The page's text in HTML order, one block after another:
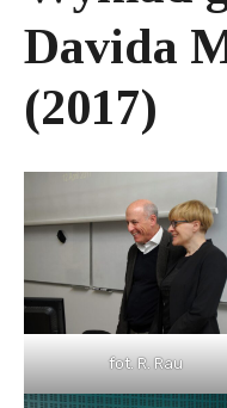
Davida
(2017)
fot. R. Rau